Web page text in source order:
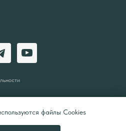
файлы Cookies